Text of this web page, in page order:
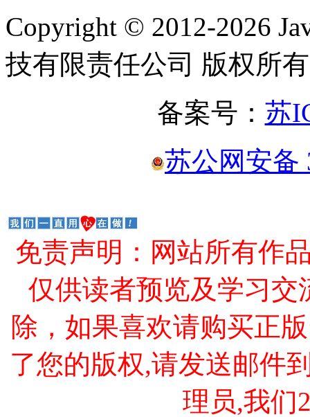
Copyright © 2012-2026
技有限责任公司 版权所有
备案号： 苏
苏公网安备
免责声明：网站所有作
仅供读者预览及学习交
除，如果喜欢请购买正
了您的版权,请发送邮件
理员,我们